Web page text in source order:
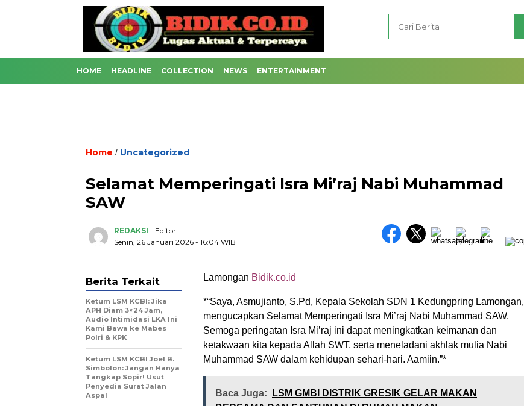
HOME HEADLINE COLLECTION NEWS ENTERTAINMENT
Home / Uncategorized
Selamat Memperingati Isra Mi’raj Nabi Muhammad
SAW
REDAKSI - Editor
Senin, 26 Januari 2026 - 16:04 WIB
Lamongan Bidik.co.id
*“Saya, Asmujianto, S.Pd, Kepala Sekolah SDN 1 Kedungpring Lamongan,
mengucapkan Selamat Memperingati Isra Mi’raj Nabi Muhammad SAW.
Semoga peringatan Isra Mi’raj ini dapat meningkatkan keimanan dan
ketakwaan kita kepada Allah SWT, serta meneladani akhlak mulia Nabi
Muhammad SAW dalam kehidupan sehari-hari. Aamiin.”*
Baca Juga:
LSM GMBI DISTRIK GRESIK GELAR MAKAN
Berita Terkait
Ketum LSM KCBI: Jika
APH Diam 3×24 Jam,
Audio Intimidasi LKA Ini
Kami Bawa ke Mabes
Polri & KPK
Ketum LSM KCBI Joel B.
Simbolon: Jangan Hanya
Tangkap Sopir! Usut
Penyedia Surat Jalan
Aspal